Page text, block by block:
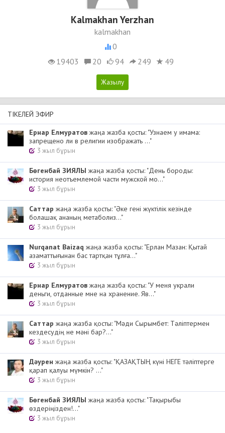
Kalmakhan Yerzhan
kalmakhan
0
19403
20 94 249 49
ТІКЕЛЕЙ ЭФИР
Ернар Елмуратов жаңа жазба қосты: "Узнаем у имама:
запрещено ли в религии изображать ..."
3 жыл бұрын
Бөгенбай ЗИЯЛЫ жаңа жазба қосты: "День бороды:
история неотъемлемой части мужской мо..."
3 жыл бұрын
Cаттар жаңа жазба қосты: "Әке гені жүктілік кезінде
болашақ ананың метаболиз..."
3 жыл бұрын
Nurqanat Baizaq жаңа жазба қосты: "Ерлан Мазан: Қытай
азаматтығынан бас тартқан тұлға..."
3 жыл бұрын
Ернар Елмуратов жаңа жазба қосты: "У меня украли
деньги, отданные мне на хранение. Яв..."
3 жыл бұрын
Cаттар жаңа жазба қосты: "Мәди Сырымбет: Тәліптермен
кездесудің не мәні бар?..."
3 жыл бұрын
Дәурен жаңа жазба қосты: "ҚАЗАҚТЫҢ күні НЕГЕ тәліптерге
қарап қалуы мүмкін? ..."
3 жыл бұрын
Бөгенбай ЗИЯЛЫ жаңа жазба қосты: "Тақырыбы
өздеріңізден!..."
3 жыл бұрын